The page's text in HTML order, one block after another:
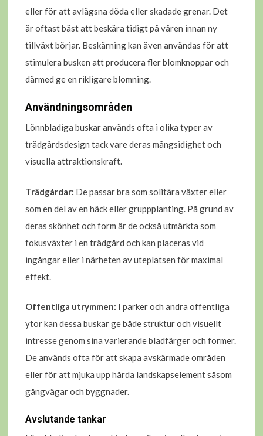
eller för att avlägsna döda eller skadade grenar. Det
är oftast bäst att beskära tidigt på våren innan ny
tillväxt börjar. Beskärning kan även användas för att
stimulera busken att producera fler blomknoppar och
därmed ge en rikligare blomning.
Användningsområden
Lönnbladiga buskar används ofta i olika typer av
trädgårdsdesign tack vare deras mångsidighet och
visuella attraktionskraft.
Trädgårdar: De passar bra som solitära växter eller
som en del av en häck eller gruppplanting. På grund av
deras skönhet och form är de också utmärkta som
fokusväxter i en trädgård och kan placeras vid
ingångar eller i närheten av uteplatsen för maximal
effekt.
Offentliga utrymmen: I parker och andra offentliga
ytor kan dessa buskar ge både struktur och visuellt
intresse genom sina varierande bladfärger och former.
De används ofta för att skapa avskärmade områden
eller för att mjuka upp hårda landskapselement såsom
gångvägar och byggnader.
Avslutande tankar